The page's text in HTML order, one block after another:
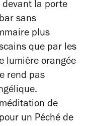
devant la porte
sans
plus
que par les
lumière orangée
rend pas
de
un Péché de